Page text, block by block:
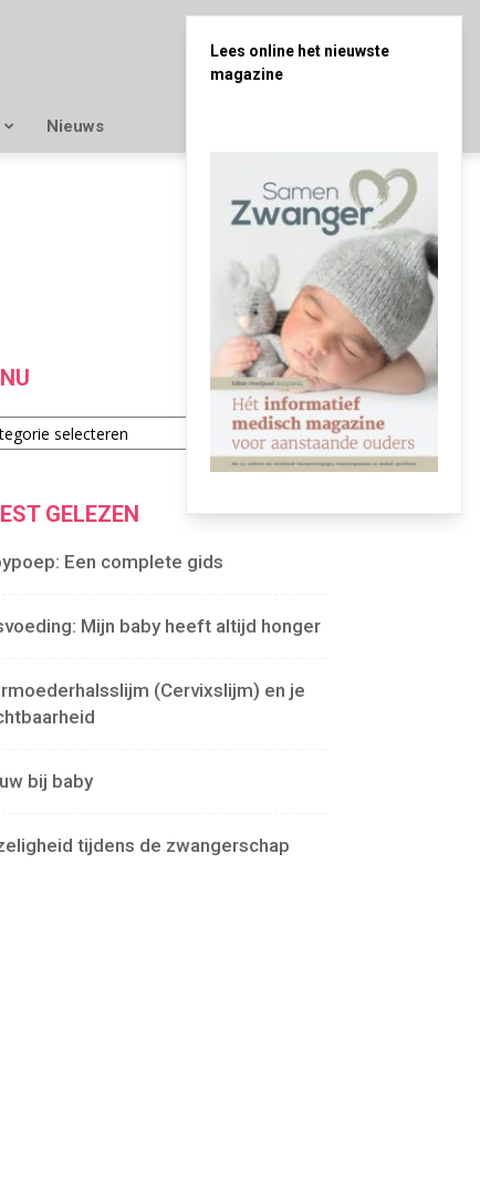
Nieuws
GELEZEN
Een complete gids
Mijn baby heeft altijd honger
(Cervixslijm) en je
bij baby
tijdens de zwangerschap
Lees online het nieuwste
magazine